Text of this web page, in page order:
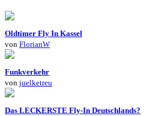
Oldtimer Fly In Kassel
von FlorianW
Funkverkehr
von juelketreu
Das LECKERSTE Fly-In Deutschlands?